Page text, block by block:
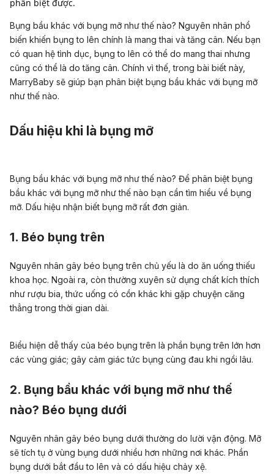
Bụng bầu khác với bụng mỡ như thế nào? Nguyên nhân phổ
biến khiến bụng to lên chính là mang thai và tăng cân. Nếu bạn
có quan hệ tình dục, bụng to lên có thể do mang thai nhưng
cũng có thể là do tăng cân. Chính vì thế, trong bài biết này,
MarryBaby sẽ giúp bạn phân biệt bụng bầu khác với bụng mỡ
như thế nào.
Dấu hiệu khi là bụng mỡ
Bụng bầu khác với bụng mỡ như thế nào? Để phân biệt bụng
bầu khác với bụng mỡ như thế nào bạn cần tìm hiểu về bụng
mỡ. Dấu hiệu nhận biết bụng mỡ rất đơn giản.
1. Béo bụng trên
Nguyên nhân gây béo bụng trên chủ yếu là do ăn uống thiếu
khoa học. Ngoài ra, còn thường xuyên sử dụng chất kích thích
như rượu bia, thức uống có cồn khác khi gặp chuyện căng
thẳng trong thời gian dài.
Biểu hiện dễ thấy của béo bụng trên là phần bụng trên lớn hơn
các vùng giác; gây cảm giác tức bụng cùng đau khi ngồi lâu.
2. Bụng bầu khác với bụng mỡ như thế
nào? Béo bụng dưới
Nguyên nhân gây béo bụng dưới thường do lười vận động. Mỡ
sẽ tích tụ ở vùng bụng dưới nhiều hơn những nơi khác. Phần
bụng dưới bắt đầu to lên và có dấu hiệu chảy xệ.